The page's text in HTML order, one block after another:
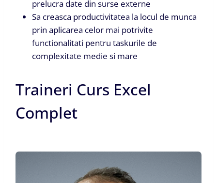
prelucra date din surse externe
Sa creasca productivitatea la locul de munca
prin aplicarea celor mai potrivite
functionalitati pentru taskurile de
complexitate medie si mare
Traineri Curs Excel
Complet